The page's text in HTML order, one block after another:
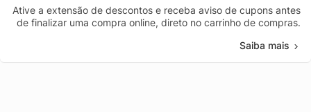
Ative a extensão de descontos e receba aviso de cupons antes
de finalizar uma compra online, direto no carrinho de compras.
Saiba mais